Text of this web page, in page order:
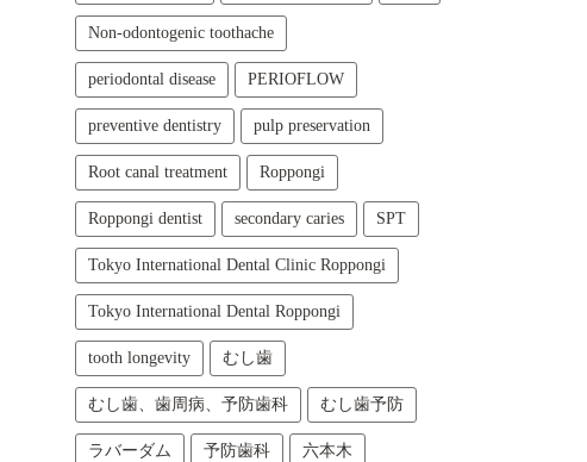
Non-odontogenic toothache
periodontal disease PERIOFLOW
preventive dentistry pulp preservation
Root canal treatment Roppongi
Roppongi dentist secondary caries SPT
Tokyo International Dental Clinic Roppongi
Tokyo International Dental Roppongi
tooth longevity むし歯
むし歯、歯周病、予防歯科 むし歯予防
ラバーダム 予防歯科 六本木